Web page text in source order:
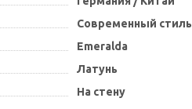
Современный стиль
Emeralda
Латунь
На стену